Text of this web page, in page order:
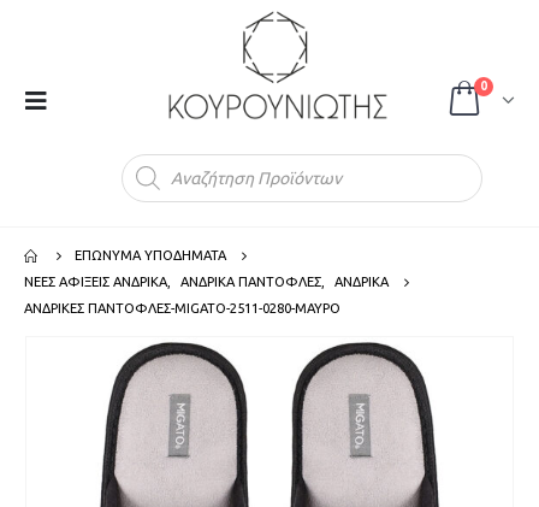
0
ΕΠΩΝΥΜΑ ΥΠΟΔΗΜΑΤΑ
ΝΕΕΣ ΑΦΙΞΕΙΣ ΑΝΔΡΙΚΑ
ΑΝΔΡΙΚΑ ΠΑΝΤΟΦΛΕΣ
ΑΝΔΡΙΚΑ
ΑΝΔΡΙΚΕΣ ΠΑΝΤΟΦΛΕΣ-MIGATO-2511-0280-ΜΑΥΡΟ